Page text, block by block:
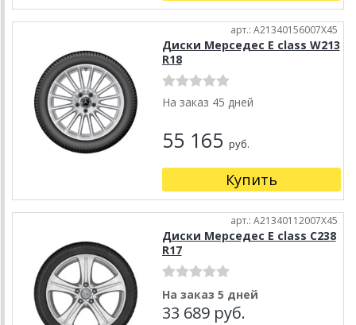
арт.: A21340156007X45
Диски Мерседес E class W213
R18
На заказ 45 дней
55 165 руб.
Купить
арт.: A21340112007X45
Диски Мерседес E class C238
R17
На заказ 5 дней
33 689 руб.